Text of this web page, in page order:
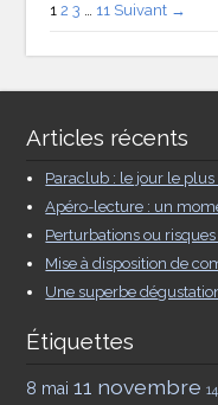
1 2 3 … 11 Suivant →
Articles récents
Paraclub : le jour le plus
Apéro-lecture : un
Perturbations ou
Mise à disposition de
Une superbe
Étiquettes
8 mai 11 novembre